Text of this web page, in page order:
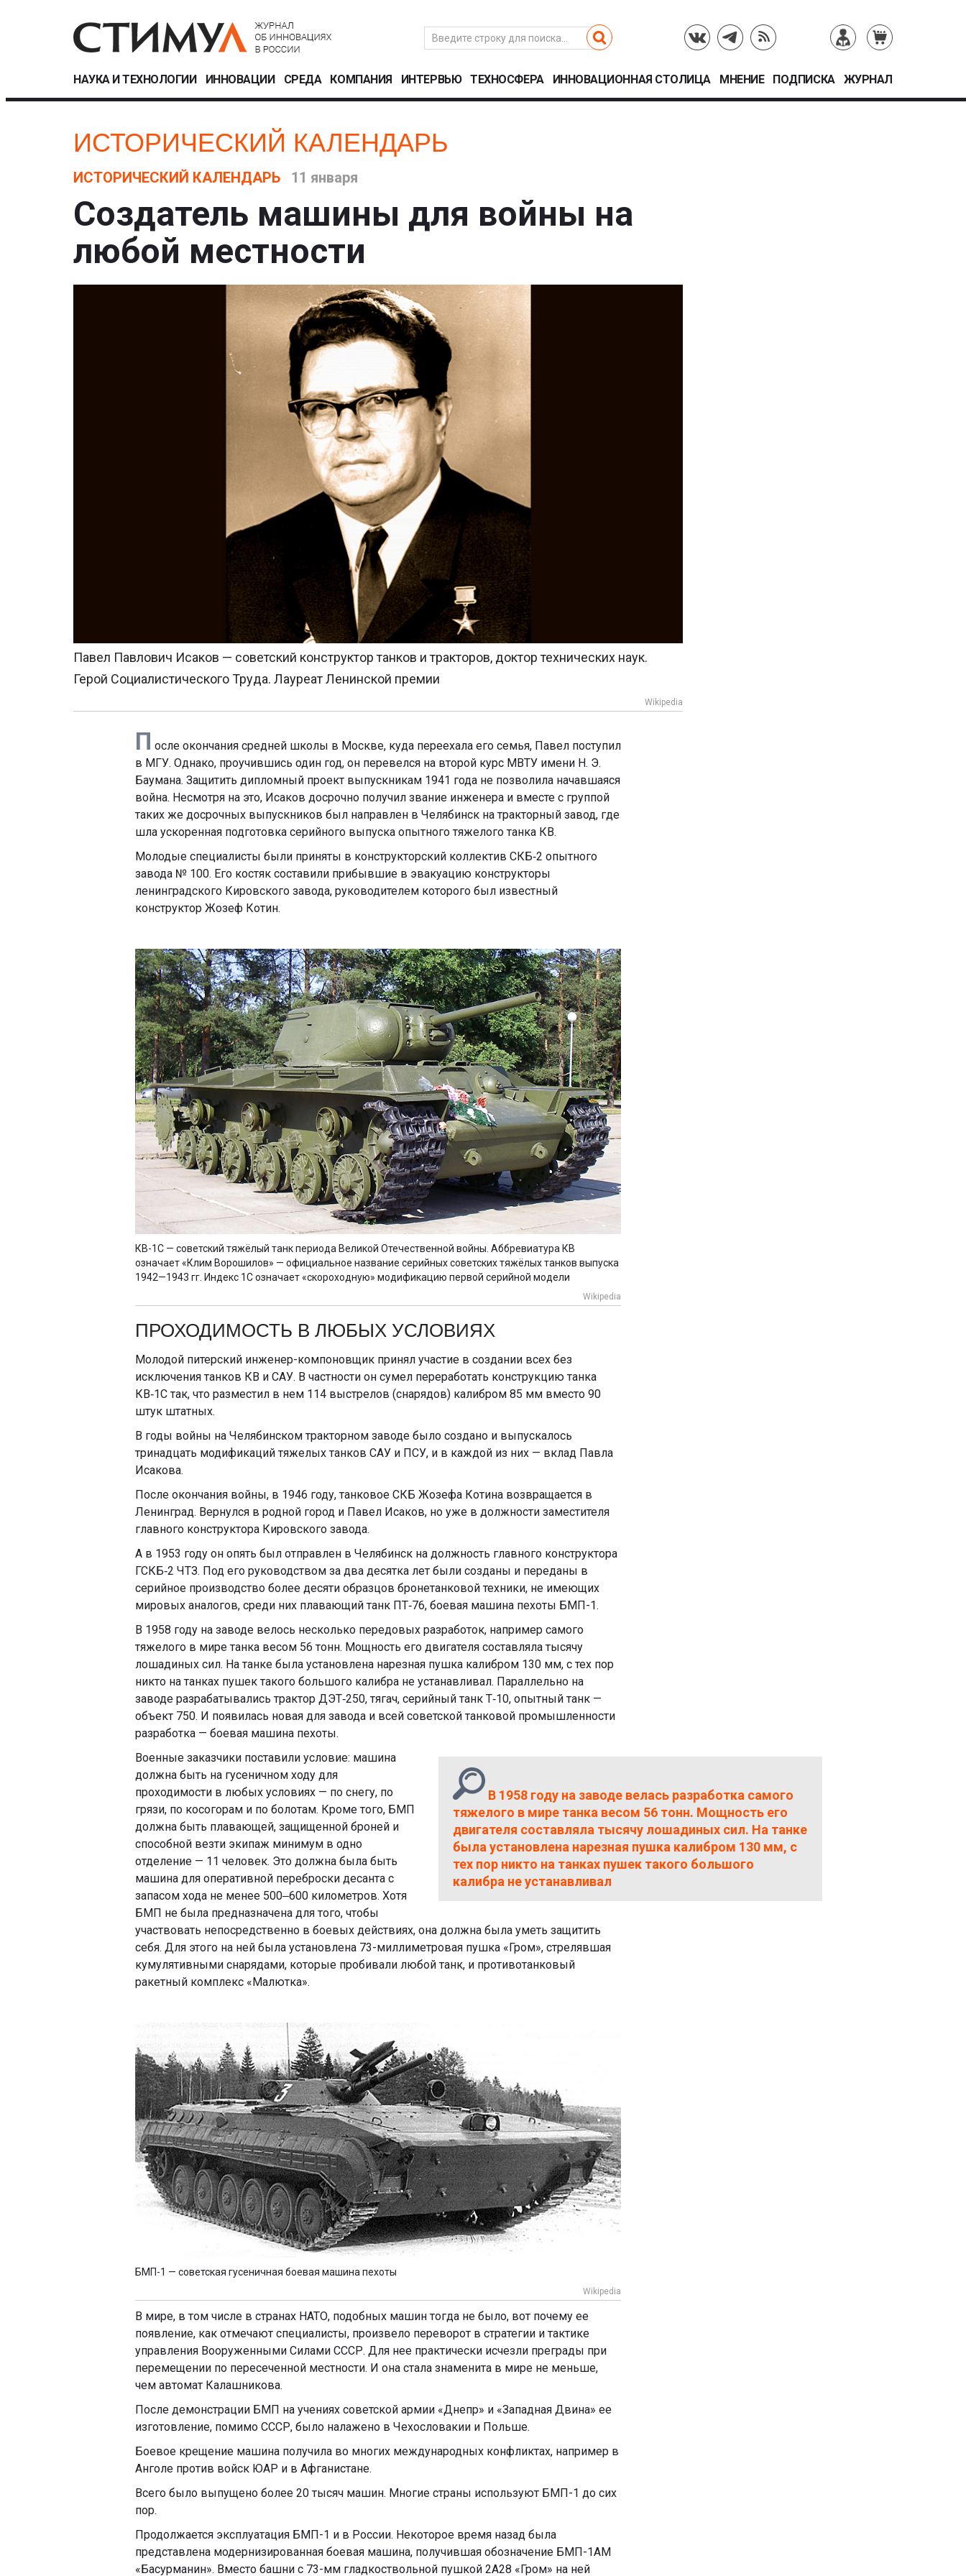
НАУКА И ТЕХНОЛОГИИ ИННОВАЦИИ СРЕДА КОМПАНИЯ ИНТЕРВЬЮ ТЕХНОСФЕРА ИННОВАЦИОННАЯ СТОЛИЦА МНЕНИЕ ПОДПИСКА ЖУРНАЛ
ИСТОРИЧЕСКИЙ КАЛЕНДАРЬ
ИСТОРИЧЕСКИЙ КАЛЕНДАРЬ 11 января
Создатель машины для войны на
любой местности
Павел Павлович Исаков — советский конструктор танков и тракторов, доктор технических наук.
Герой Социалистического Труда. Лауреат Ленинской премии
Wikipedia
П осле окончания средней школы в Москве, куда переехала его семья, Павел поступил
в МГУ. Однако, проучившись один год, он перевелся на второй курс МВТУ имени Н. Э.
Баумана. Защитить дипломный проект выпускникам 1941 года не позволила начавшаяся
война. Несмотря на это, Исаков досрочно получил звание инженера и вместе с группой
таких же досрочных выпускников был направлен в Челябинск на тракторный завод, где
шла ускоренная подготовка серийного выпуска опытного тяжелого танка КВ.
Молодые специалисты были приняты в конструкторский коллектив СКБ‑2 опытного
завода № 100. Его костяк составили прибывшие в эвакуацию конструкторы
ленинградского Кировского завода, руководителем которого был известный
конструктор Жозеф Котин.
КВ-1С — советский тяжёлый танк периода Великой Отечественной войны. Аббревиатура КВ
означает «Клим Ворошилов» — официальное название серийных советских тяжёлых танков выпуска
1942—1943 гг. Индекс 1С означает «скороходную» модификацию первой серийной модели
Wikipedia
ПРОХОДИМОСТЬ В ЛЮБЫХ УСЛОВИЯХ
Молодой питерский инженер-компоновщик принял участие в создании всех без
исключения танков КВ и САУ. В частности он сумел переработать конструкцию танка
КВ‑1C так, что разместил в нем 114 выстрелов (снарядов) калибром 85 мм вместо 90
штук штатных.
В годы войны на Челябинском тракторном заводе было создано и выпускалось
тринадцать модификаций тяжелых танков САУ и ПСУ, и в каждой из них — вклад Павла
Исакова.
После окончания войны, в 1946 году, танковое СКБ Жозефа Котина возвращается в
Ленинград. Вернулся в родной город и Павел Исаков, но уже в должности заместителя
главного конструктора Кировского завода.
А в 1953 году он опять был отправлен в Челябинск на должность главного конструктора
ГСКБ‑2 ЧТЗ. Под его руководством за два десятка лет были созданы и переданы в
серийное производство более десяти образцов бронетанковой техники, не имеющих
мировых аналогов, среди них плавающий танк ПТ‑76, боевая машина пехоты БМП-1.
В 1958 году на заводе велось несколько передовых разработок, например самого
тяжелого в мире танка весом 56 тонн. Мощность его двигателя составляла тысячу
лошадиных сил. На танке была установлена нарезная пушка калибром 130 мм, с тех пор
никто на танках пушек такого большого калибра не устанавливал. Параллельно на
заводе разрабатывались трактор ДЭТ‑250, тягач, серийный танк Т‑10, опытный танк —
объект 750. И появилась новая для завода и всей советской танковой промышленности
разработка — боевая машина пехоты.
В 1958 году на заводе велась разработка самого
тяжелого в мире танка весом 56 тонн. Мощность его
двигателя составляла тысячу лошадиных сил. На танке
была установлена нарезная пушка калибром 130 мм, с
тех пор никто на танках пушек такого большого
калибра не устанавливал
Военные заказчики поставили условие: машина
должна быть на гусеничном ходу для
проходимости в любых условиях — по снегу, по
грязи, по косогорам и по болотам. Кроме того, БМП
должна быть плавающей, защищенной броней и
способной везти экипаж минимум в одно
отделение — 11 человек. Это должна была быть
машина для оперативной переброски десанта с
запасом хода не менее 500‒600 километров. Хотя
БМП не была предназначена для того, чтобы
участвовать непосредственно в боевых действиях, она должна была уметь защитить
себя. Для этого на ней была установлена 73-миллиметровая пушка «Гром», стрелявшая
кумулятивными снарядами, которые пробивали любой танк, и противотанковый
ракетный комплекс «Малютка».
БМП-1 — советская гусеничная боевая машина пехоты
Wikipedia
В мире, в том числе в странах НАТО, подобных машин тогда не было, вот почему ее
появление, как отмечают специалисты, произвело переворот в стратегии и тактике
управления Вооруженными Силами СССР. Для нее практически исчезли преграды при
перемещении по пересеченной местности. И она стала знаменита в мире не меньше,
чем автомат Калашникова.
После демонстрации БМП на учениях советской армии «Днепр» и «Западная Двина» ее
изготовление, помимо СССР, было налажено в Чехословакии и Польше.
Боевое крещение машина получила во многих международных конфликтах, например в
Анголе против войск ЮАР и в Афганистане.
Всего было выпущено более 20 тысяч машин. Многие страны используют БМП-1 до сих
пор.
Продолжается эксплуатация БМП-1 и в России. Некоторое время назад была
представлена модернизированная боевая машина, получившая обозначение БМП-1АМ
«Басурманин». Вместо башни с 73-мм гладкоствольной пушкой 2А28 «Гром» на ней